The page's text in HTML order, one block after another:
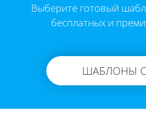
Выберите готовый
бесплатных и
ШАБЛОНЫ